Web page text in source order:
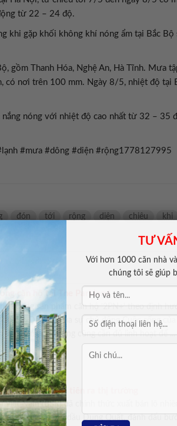
TƯ
Với hơn 1000 căn nhà
chúng tôi sẽ giúp
từ 22 – 24 độ.
khi gặp khối không khí nóng ẩm tại Bắc Bộ
gồm Thanh Hóa, Nghệ An, Hà Tĩnh. Mưa
nơi trên 100 mm. Ngày 8/5, nhiệt độ tại
nóng với nhiệt độ cao nhất từ 32 – 35
#mưa #dông #diện #rộng1778127995
đón tới rộng diện chiêu khi
căn hộ tại The Parkland
dòng sản phẩm căn hộ ‘2PN+’ theo định
dài. Dấu “+” của sự chủ động Cuộc sống của
không gian sống cũng cần đủ linh hoạt để ...
sinh học B5 đầu tiên ra thị trường
Việt Nam (BSR) đã chính thức xuất bán lô
từ Nhà máy Lọc dầu Dung Quất, đánh dấu